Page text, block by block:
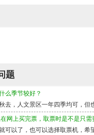
题
么季节较好？
去，人文景区一年四季均可，但
网上买完票，取票时是不是只需
可以了，也可以选择取票机，希